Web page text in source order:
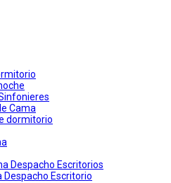
Cama
dormitorio
Despacho Escritorios
Despacho Escritorio